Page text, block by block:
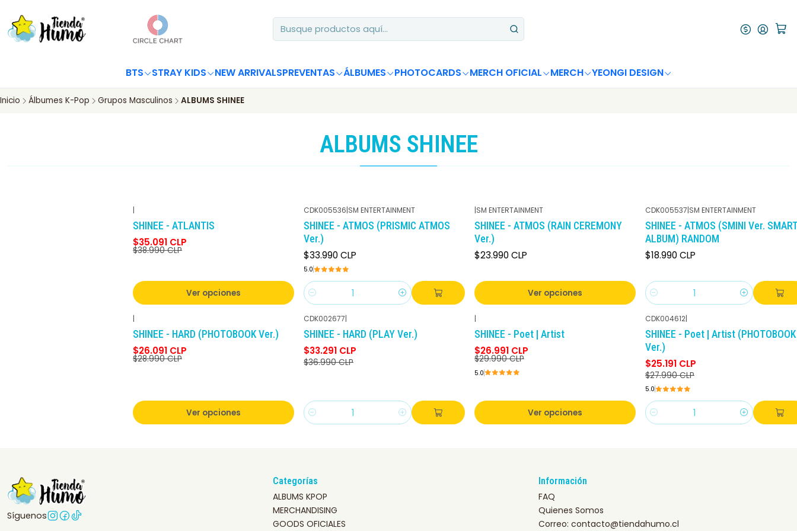
BTS STRAY KIDS NEW ARRIVALSPREVENTAS ÁLBUMES PHOTOCARDS MERCH OFICIAL MERCH YEONGI DESIGN
Inicio Álbumes K-Pop Grupos Masculinos ALBUMS SHINEE
ALBUMS SHINEE
|
SHINEE - ATLANTIS
$35.091 CLP
$38.990 CLP
Ver opciones
CDK005536|SM ENTERTAINMENT
SHINEE - ATMOS (PRISMIC ATMOS
Ver.)
$33.990 CLP
5.0
Cantidad
|SM ENTERTAINMENT
SHINEE - ATMOS (RAIN CEREMONY
Ver.)
$23.990 CLP
Ver opciones
CDK005537|SM ENTERTAINMENT
SHINEE - ATMOS (SMINI Ver.
ALBUM) RANDOM
$18.990 CLP
Cantidad
|
SHINEE - HARD (PHOTOBOOK Ver.)
$26.091 CLP
$28.990 CLP
Ver opciones
-10%DCTO
CDK002677|
SHINEE - HARD (PLAY Ver.)
$33.291 CLP
$36.990 CLP
Cantidad
|
SHINEE - Poet | Artist
$26.991 CLP
$29.990 CLP
5.0
Ver opciones
-10% DCTO
CDK004612|
SHINEE - Poet | Artist (PHOTOBOOK
Ver.)
$25.191 CLP
$27.990 CLP
5.0
Cantidad
Síguenos
Categorías
ALBUMS KPOP
MERCHANDISING
GOODS OFICIALES
Información
FAQ
Quienes Somos
Correo: contacto@tiendahumo.cl